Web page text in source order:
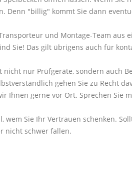
Denn "billig" kommt Sie dann
und Montage-Team
Sie! Das gilt übrigens auch für
nur Prüfgeräte, sondern auch
gehen Sie zu Recht
Ihnen gerne vor Ort. Sprechen Sie
wem Sie Ihr Vertrauen schenken.
nicht schwer fallen.